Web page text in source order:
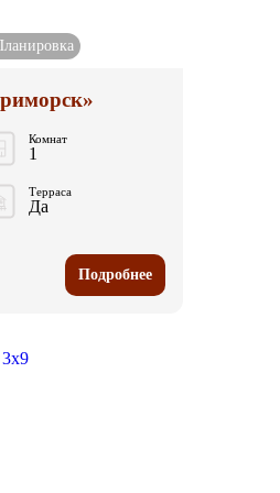
Комнат
1
Терраса
Да
Подробнее